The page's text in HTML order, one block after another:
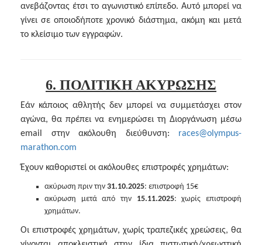
ανεβάζοντας έτσι το αγωνιστικό επίπεδο. Αυτό μπορεί να
γίνει σε οποιοδήποτε χρονικό διάστημα, ακόμη και μετά
το κλείσιμο των εγγραφών.
6. ΠΟΛΙΤΙΚΗ ΑΚΥΡΩΣΗΣ
Εάν κάποιος αθλητής δεν μπορεί να συμμετάσχει στον
αγώνα, θα πρέπει να ενημερώσει τη Διοργάνωση μέσω
email στην ακόλουθη διεύθυνση: races@olympus-
marathon.com
Έχουν καθοριστεί οι ακόλουθες επιστροφές χρημάτων:
ακύρωση πριν την 31.10.2025: επιστροφή 15€
ακύρωση μετά από την 15.11.2025: χωρίς επιστροφή
χρημάτων.
Οι επιστροφές χρημάτων, χωρίς τραπεζικές χρεώσεις, θα